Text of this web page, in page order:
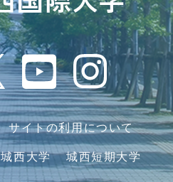
サイトの利用について
城西大学 城西短期大学